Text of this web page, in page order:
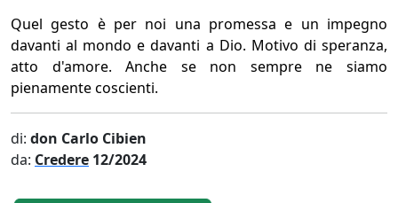
Quel gesto è per noi una promessa e un impegno
davanti al mondo e davanti a Dio. Motivo di speranza,
atto d'amore. Anche se non sempre ne siamo
pienamente coscienti.
di: don Carlo Cibien
da: Credere 12/2024